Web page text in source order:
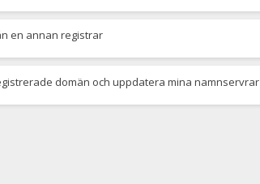
en annan registrar
domän och uppdatera mina namnservrar